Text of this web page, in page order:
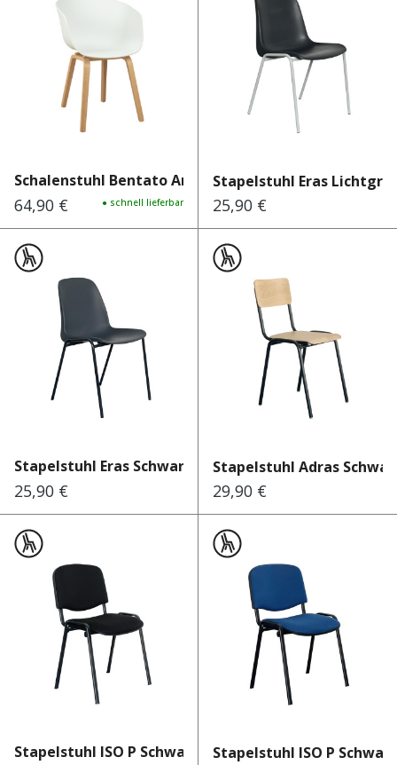
Schalenstuhl Bentato Arm
Regulärer Preis:
64,90 € ● schnell lieferbar
Stapelstuhl Eras
Regulärer Preis:
25,90 €
Stapelstuhl Eras Schwarzgra...
Regulärer Preis:
25,90 €
Stapelstuhl Adras
Regulärer Preis:
29,90 €
Stapelstuhl ISO P Schwarz S...Stapelstuhl ISO P